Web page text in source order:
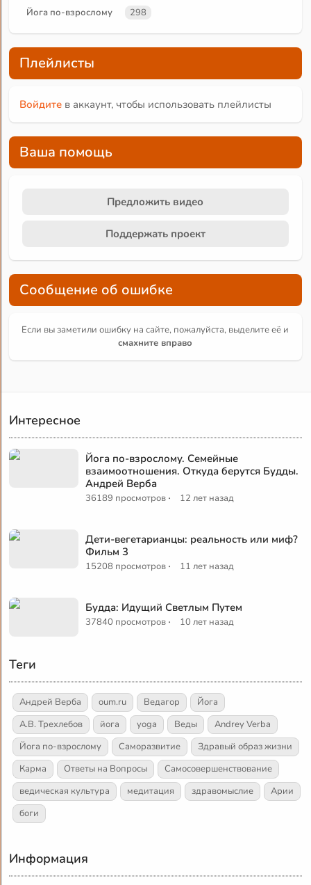
Йога по-взрослому 298
Плейлисты
Войдите в аккаунт, чтобы использовать плейлисты
Ваша помощь
Предложить видео
Поддержать проект
Сообщение об ошибке
Если вы заметили ошибку на сайте, пожалуйста, выделите её и
смахните вправо
Интересное
Йога по-взрослому. Семейные
взаимоотношения. Откуда берутся Будды.
Андрей Верба
36189 просмотров · 12 лет назад
Дети-вегетарианцы: реальность или миф?
Фильм 3
15208 просмотров · 11 лет назад
Будда: Идущий Светлым Путем
37840 просмотров · 10 лет назад
Теги
Андрей Верба oum.ru Ведагор
Йога
А.В. Трехлебов
йога yoga Веды
Andrey Verba
Йога по-взрослому
Саморазвитие
Здравый образ жизни
Карма
Ответы на Вопросы
Самосовершенствование
ведическая культура
медитация здравомыслие
Арии
боги
Информация